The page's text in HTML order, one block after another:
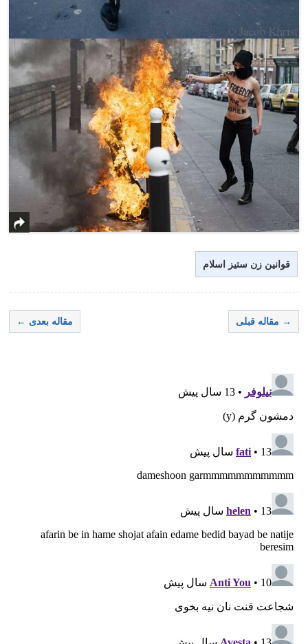
قوانین زن ستیز اسلام
→ مقاله قبلی مقاله بعدی ←